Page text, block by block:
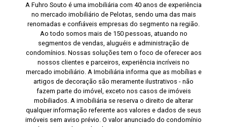
A Fuhro Souto é uma imobiliária com 40 anos de experiência
no mercado imobiliário de Pelotas, sendo uma das mais
renomadas e confiáveis empresas do segmento na região.
Ao todo somos mais de 150 pessoas, atuando no
segmentos de vendas, aluguéis e administração de
condomínios. Nossas soluções tem o foco de oferecer aos
nossos clientes e parceiros, experiência incríveis no
mercado imobiliário. A Imobiliária informa que as mobílias e
artigos de decoração são meramente ilustrativos - não
fazem parte do imóvel, exceto nos casos de imóveis
mobiliados. A imobiliária se reserva o direito de alterar
qualquer informação referente aos valores e dados de seus
imóveis sem aviso prévio. O valor anunciado do condomínio